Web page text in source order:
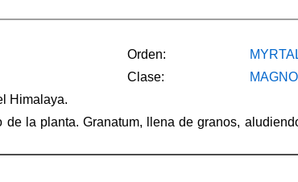
Orden:
Clase:
Himalaya.
de la planta. Granatum, llena de granos,